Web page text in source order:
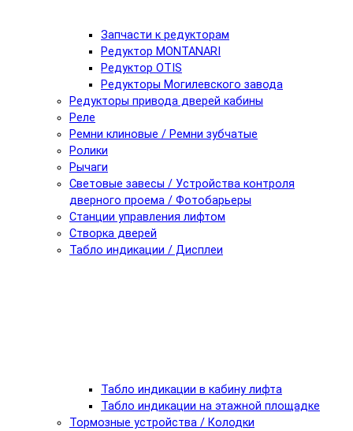
Запчасти к редукторам
Редуктор MONTANARI
Редуктор OTIS
Редукторы Могилевского завода
Редукторы привода дверей кабины
Реле
Ремни клиновые / Ремни зубчатые
Ролики
Рычаги
Световые завесы / Устройства контроля
дверного проема / Фотобарьеры
Станции управления лифтом
Створка дверей
Табло индикации / Дисплеи
Табло индикации в кабину лифта
Табло индикации на этажной площадке
Тормозные устройства / Колодки